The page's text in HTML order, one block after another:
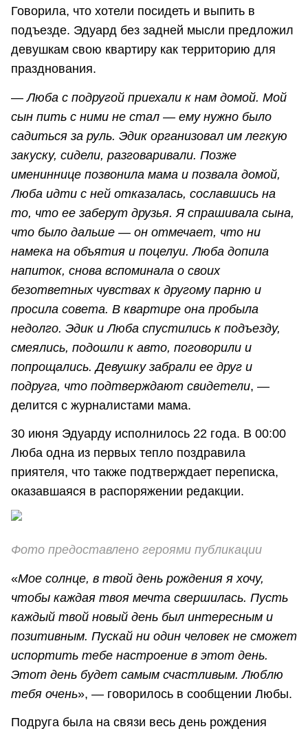
Говорила, что хотели посидеть и выпить в
подъезде. Эдуард без задней мысли предложил
девушкам свою квартиру как территорию для
празднования.
—Люба с подругой приехали к нам домой. Мой
сын пить с ними не стал — ему нужно было
садиться за руль. Эдик организовал им легкую
закуску, сидели, разговаривали. Позже
имениннице позвонила мама и позвала домой,
Люба идти с ней отказалась, сославшись на
то, что ее заберут друзья. Я спрашивала сына,
что было дальше — он отмечает, что ни
намека на объятия и поцелуи. Люба допила
напиток, снова вспоминала о своих
безответных чувствах к другому парню и
просила совета. В квартире она пробыла
недолго. Эдик и Люба спустились к подъезду,
смеялись, подошли к авто, поговорили и
попрощались. Девушку забрали ее друг и
подруга, что подтверждают свидетели, —
делится с журналистами мама.
30 июня Эдуарду исполнилось 22 года. В 00:00
Люба одна из первых тепло поздравила
приятеля, что также подтверждает переписка,
оказавшаяся в распоряжении редакции.
Фото предоставлено героями публикации
«Мое солнце, в твой день рождения я хочу,
чтобы каждая твоя мечта свершилась. Пусть
каждый твой новый день был интересным и
позитивным. Пускай ни один человек не сможет
испортить тебе настроение в этот день.
Этот день будет самым счастливым. Люблю
тебя очень», — говорилось в сообщении Любы.
Подруга была на связи весь день рождения